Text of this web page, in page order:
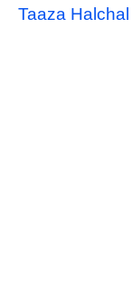
Taaza Halchal